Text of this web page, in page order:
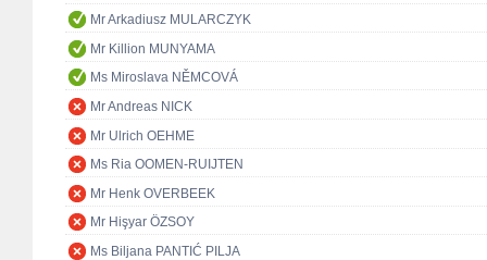
Mr Arkadiusz MULARCZYK
Mr Killion MUNYAMA
Ms Miroslava NĚMCOVÁ
Mr Andreas NICK
Mr Ulrich OEHME
Ms Ria OOMEN-RUIJTEN
Mr Henk OVERBEEK
Mr Hişyar ÖZSOY
Ms Biljana PANTIĆ PILJA